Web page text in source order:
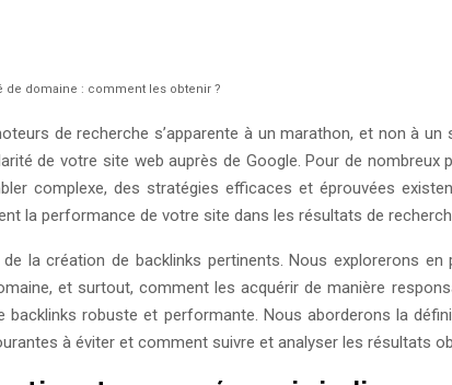
de domaine : comment les obtenir ?
de recherche s’apparente à un marathon, et non à
de votre site web auprès de Google. Pour de
complexe, des stratégies efficaces et éprouvées
la performance de votre site dans les résultats de
la création de backlinks pertinents. Nous explorerons
et surtout, comment les acquérir de manière
robuste et performante. Nous aborderons la
à éviter et comment suivre et analyser les résultats